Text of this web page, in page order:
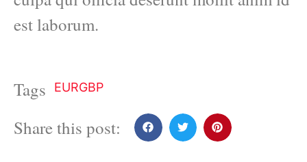
est laborum.
Tags EURGBP
Share this post: